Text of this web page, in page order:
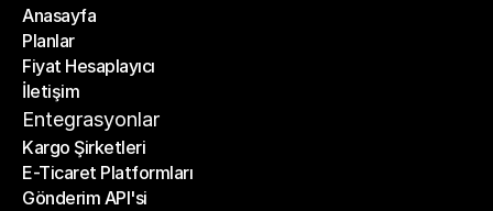
Anasayfa
Anasayfa
Planlar
Planlar
Fiyat Hesaplayıcı
Fiyat Hesaplayıcı
İletişim
İletişim
Entegrasyonlar
Kargo Şirketleri
Kargo Şirketleri
E-Ticaret Platformları
E-Ticaret Platformları
Gönderim API'si